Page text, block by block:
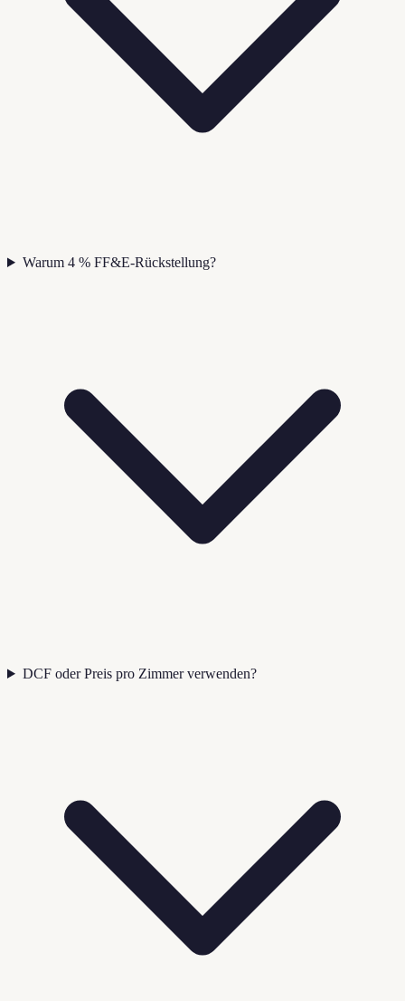
Warum 4 % FF&E-Rückstellung?
DCF oder Preis pro Zimmer verwenden?